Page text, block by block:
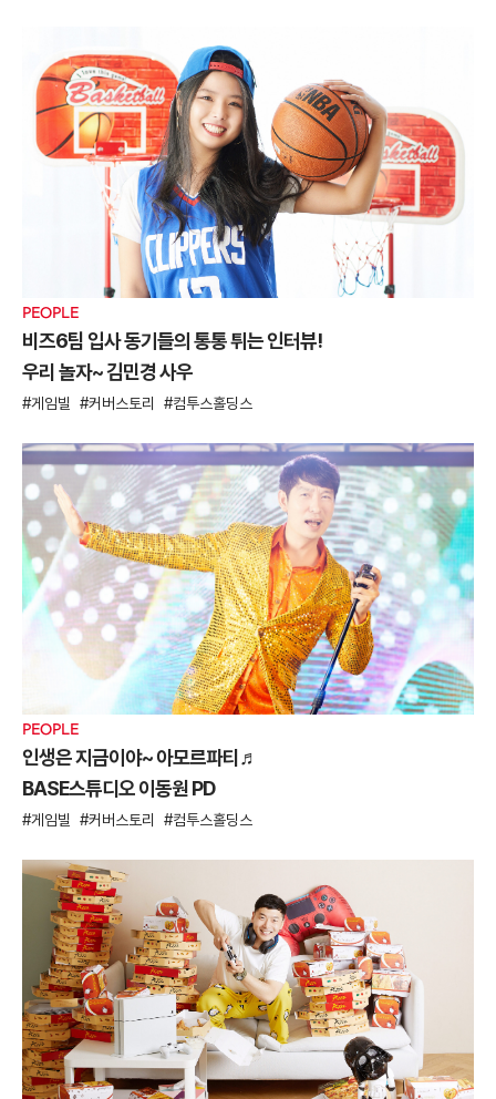
PEOPLE
비즈6팀 입사 동기들의 통통 튀는 인터뷰!
우리 놀자~ 김민경 사우
게임빌 커버스토리 컴투스홀딩스
PEOPLE
인생은 지금이야~ 아모르파티♬
BASE스튜디오 이동원 PD
게임빌 커버스토리 컴투스홀딩스